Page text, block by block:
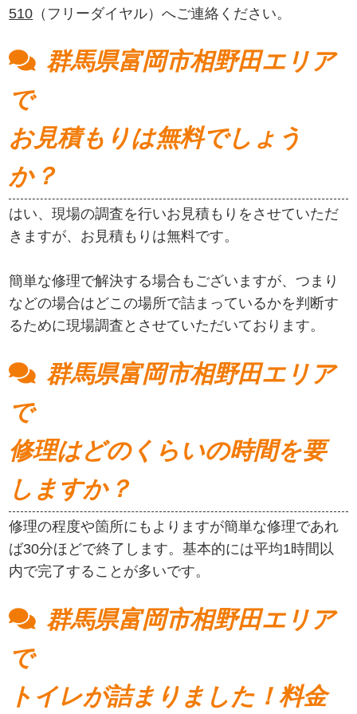
510 （フリーダイヤル）へご連絡ください。
群馬県富岡市相野田エリア
で
お見積もりは無料でしょう
か？
はい、現場の調査を行いお見積もりをさせていただ
きますが、お見積もりは無料です。
簡単な修理で解決する場合もございますが、つまり
などの場合はどこの場所で詰まっているかを判断す
るために現場調査とさせていただいております。
群馬県富岡市相野田エリア
で
修理はどのくらいの時間を要
しますか？
修理の程度や箇所にもよりますが簡単な修理であれ
ば30分ほどで終了します。基本的には平均1時間以
内で完了することが多いです。
群馬県富岡市相野田エリア
で
トイレが詰まりました！料金